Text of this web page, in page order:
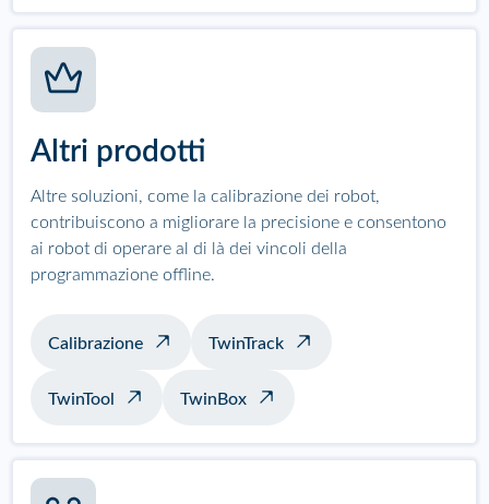
Altri prodotti
Altre soluzioni, come la calibrazione dei robot,
contribuiscono a migliorare la precisione e consentono
ai robot di operare al di là dei vincoli della
programmazione offline.
Calibrazione TwinTrack
TwinTool TwinBox